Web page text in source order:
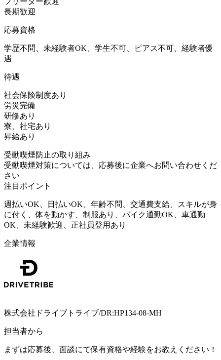
長期歓迎
応募資格
学歴不問、未経験者OK、学生不可、ピアス不可、経験者優
遇
待遇
社会保険制度あり
労災完備
研修あり
寮、社宅あり
昇給あり
受動喫煙防止の取り組み
受動喫煙対策については、応募後に企業へお問い合わせくだ
さい
注目ポイント
週払いOK、日払いOK、年齢不問、交通費支給、スキルが身
に付く、体を動かす、制服あり、バイク通勤OK、車通勤
OK、未経験歓迎、正社員登用あり
企業情報
株式会社ドライブトライブ/DR:HP134-08-MH
担当者から
まずは応募後、面談にて保有資格や経験をお教えください！